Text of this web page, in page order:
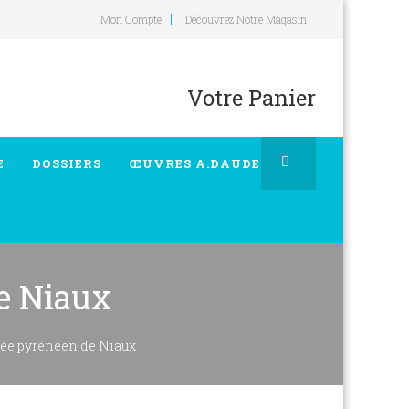
Mon Compte Découvrez Notre Magasin
Votre Panier
DOSSIERS ŒUVRES A.DAUDET
Niaux
pyrénéen de Niaux